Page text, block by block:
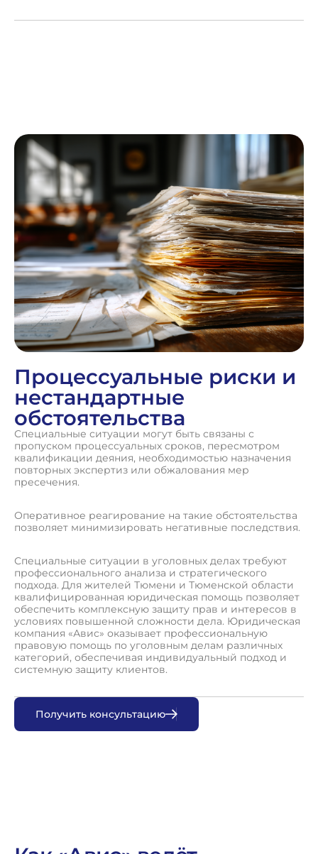
Процессуальные риски и
нестандартные
обстоятельства
Специальные ситуации могут быть связаны с
пропуском процессуальных сроков, пересмотром
квалификации деяния, необходимостью назначения
повторных экспертиз или обжалования мер
пресечения.
Оперативное реагирование на такие обстоятельства
позволяет минимизировать негативные последствия.
Специальные ситуации в уголовных делах требуют
профессионального анализа и стратегического
подхода. Для жителей Тюмени и Тюменской области
квалифицированная юридическая помощь позволяет
обеспечить комплексную защиту прав и интересов в
условиях повышенной сложности дела. Юридическая
компания «Авис» оказывает профессиональную
правовую помощь по уголовным делам различных
категорий, обеспечивая индивидуальный подход и
системную защиту клиентов.
Получить консультацию